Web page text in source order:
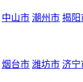
中山市 潮州市 揭阳
烟台市 潍坊市 济宁